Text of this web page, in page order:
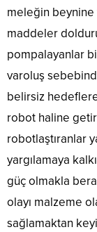
meleğin beynine
maddeler
pompalayanlar
varoluş
belirsiz
robot haline
robotlaştıranlar
yargılamaya
güç olmakla
olayı malzeme
sağlamaktan